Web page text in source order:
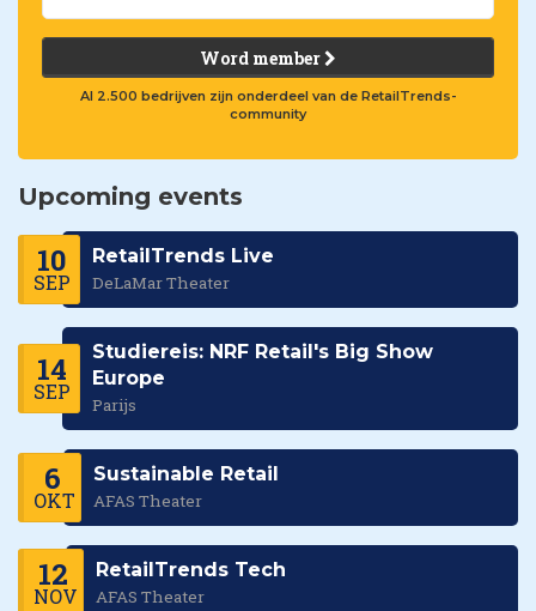
Word member
Al 2.500 bedrijven zijn onderdeel van de RetailTrends-
community
Upcoming events
10
SEP
RetailTrends Live
DeLaMar Theater
14
SEP
Studiereis: NRF Retail's Big Show
Europe
Parijs
6
OKT
Sustainable Retail
AFAS Theater
12
NOV
RetailTrends Tech
AFAS Theater